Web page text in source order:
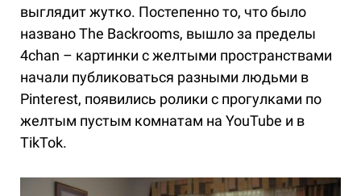
выглядит жутко. Постепенно то, что было
названо The Backrooms, вышло за пределы
4chan – картинки с желтыми пространствами
начали публиковаться разными людьми в
Pinterest, появились ролики с прогулками по
желтым пустым комнатам на YouTube и в
TikTok.